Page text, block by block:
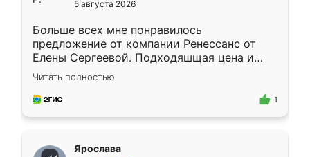
5 августа 2026
Больше всех мне понравилось
предложение от компании Ренессанс от
Елены Сергеевой. Подходяшщая цена и
короткие сроки изготовления. Приехавший
для замера сотрудник Владислав
предложил по моему эскизу самый
Читать полностью
1
Ярослава